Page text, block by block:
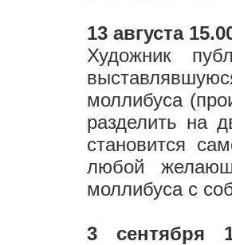
13 августа
Художник
моллибуса
разделить на
становится
любой
моллибуса с
3 сентября